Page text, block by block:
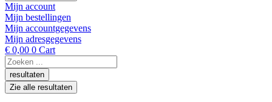
Mijn account
Mijn bestellingen
Mijn accountgegevens
Mijn adresgegevens
€ 0,00 0 Cart
Search
...resultaten
Zie alle resultaten